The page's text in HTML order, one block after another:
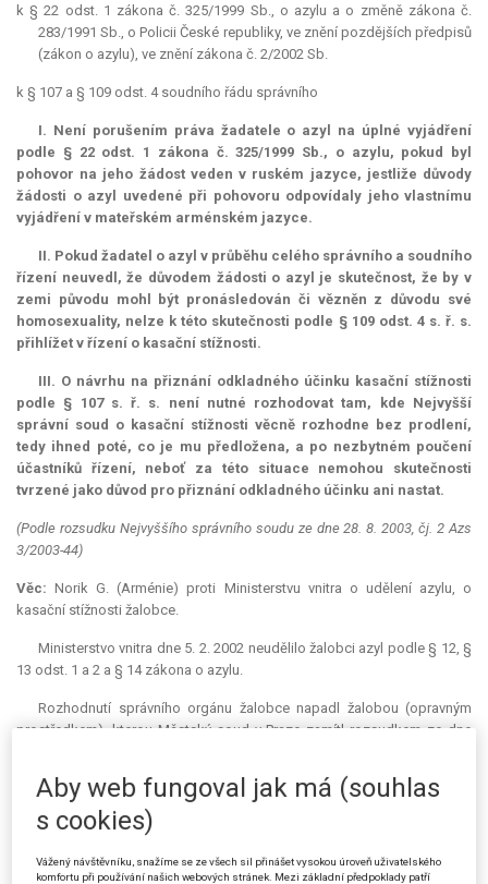
k § 22 odst. 1 zákona č. 325/1999 Sb., o azylu a o změně zákona č.
283/1991 Sb., o Policii České republiky, ve znění pozdějších předpisů
(zákon o azylu), ve znění zákona č. 2/2002 Sb.
k § 107 a § 109 odst. 4 soudního řádu správního
I. Není porušením práva žadatele o azyl na úplné vyjádření
podle § 22 odst. 1 zákona č. 325/1999 Sb., o azylu, pokud byl
pohovor na jeho žádost veden v ruském jazyce, jestliže důvody
žádosti o azyl uvedené při pohovoru odpovídaly jeho vlastnímu
vyjádření v mateřském arménském jazyce.
II. Pokud žadatel o azyl v průběhu celého správního a soudního
řízení neuvedl, že důvodem žádosti o azyl je skutečnost, že by v
zemi původu mohl být pronásledován či vězněn z důvodu své
homosexuality, nelze k této skutečnosti podle § 109 odst. 4 s. ř. s.
přihlížet v řízení o kasační stížnosti.
III. O návrhu na přiznání odkladného účinku kasační stížnosti
podle § 107 s. ř. s. není nutné rozhodovat tam, kde Nejvyšší
správní soud o kasační stížnosti věcně rozhodne bez prodlení,
tedy ihned poté, co je mu předložena, a po nezbytném poučení
účastníků řízení, neboť za této situace nemohou skutečnosti
tvrzené jako důvod pro přiznání odkladného účinku ani nastat.
(Podle rozsudku Nejvyššího správního soudu ze dne 28. 8. 2003, čj. 2 Azs
3/2003-44)
Věc: Norik G. (Arménie) proti Ministerstvu vnitra o udělení azylu, o
kasační stížnosti žalobce.
Ministerstvo vnitra dne 5. 2. 2002 neudělilo žalobci azyl podle § 12, §
13 odst. 1 a 2 a § 14 zákona o azylu.
Rozhodnutí správního orgánu žalobce napadl žalobou (opravným
prostředkem), kterou Městský soud v Praze zamítl rozsudkem ze dne
V kasační stížnosti se žalobce domáhal zrušení rozsudku
Městského soudu a rovněž navrhl, aby Nejvyšší správní soud kasační
stížnosti přiznal odkladný účinek.
Stížní námitky lze shrnout takto: Pohovor se stěžovatelem byl veden v
Aby web fungoval jak má (souhlas
s cookies)
Vážený návštěvníku, snažíme se ze všech sil přinášet vysokou úroveň uživatelského
komfortu při používání našich webových stránek. Mezi základní předpoklady patří